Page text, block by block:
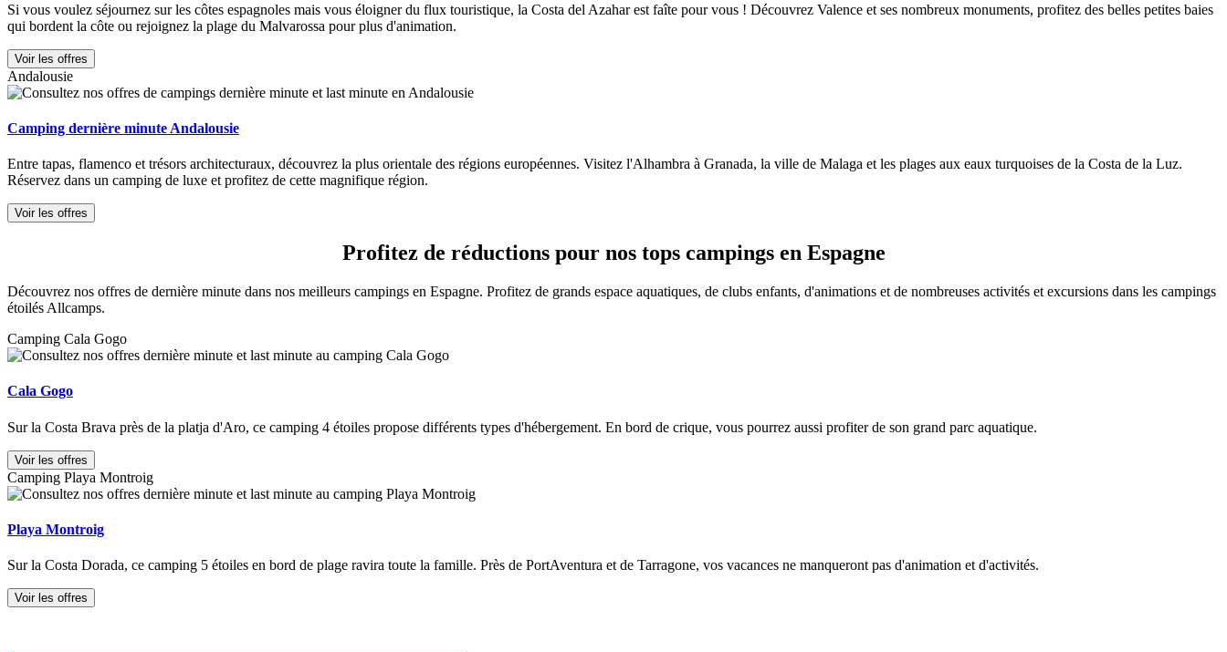
Si vous voulez séjournez sur les côtes espagnoles mais vous éloigner du flux touristique, la Costa del Azahar est faîte pour vous ! Découvrez Valence et ses nombreux monuments, profitez des belles petites baies
qui bordent la côte ou rejoignez la plage du Malvarossa pour plus d'animation.
Voir les offres
Andalousie
Camping dernière minute Andalousie
Entre tapas, flamenco et trésors architecturaux, découvrez la plus orientale des régions européennes. Visitez l'Alhambra à Granada, la ville de Malaga et les plages aux eaux turquoises de la Costa de la Luz.
Réservez dans un camping de luxe et profitez de cette magnifique région.
Voir les offres
Profitez de réductions pour nos tops campings en Espagne
Découvrez nos offres de dernière minute dans nos meilleurs campings en Espagne. Profitez de grands espace aquatiques, de clubs enfants, d'animations et de nombreuses activités et excursions dans les campings
étoilés Allcamps.
Camping Cala Gogo
Cala Gogo
Sur la Costa Brava près de la platja d'Aro, ce camping 4 étoiles propose différents types d'hébergement. En bord de crique, vous pourrez aussi profiter de son grand parc aquatique.
Voir les offres
Camping Playa Montroig
Playa Montroig
Sur la Costa Dorada, ce camping 5 étoiles en bord de plage ravira toute la famille. Près de PortAventura et de Tarragone, vos vacances ne manqueront pas d'animation et d'activités.
Voir les offres